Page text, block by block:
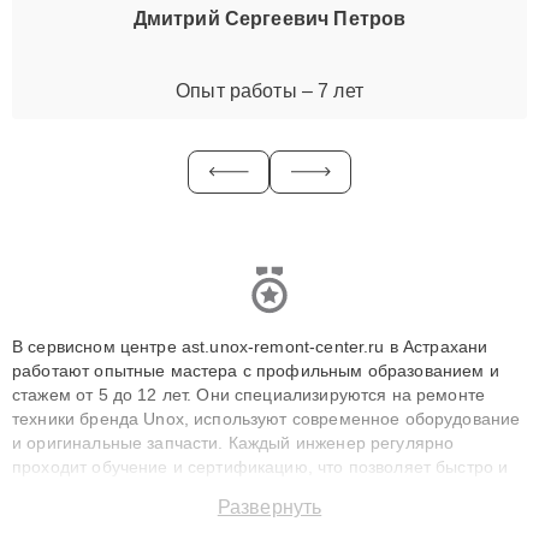
Дмитрий Сергеевич Петров
Опыт работы – 7 лет
В сервисном центре ast.unox-remont-center.ru в Астрахани
работают опытные мастера с профильным образованием и
стажем от 5 до 12 лет. Они специализируются на ремонте
техники бренда Unox, используют современное оборудование
и оригинальные запчасти. Каждый инженер регулярно
проходит обучение и сертификацию, что позволяет быстро и
сохранением гарантии до 3 лет. Наши мастера решают
Развернуть